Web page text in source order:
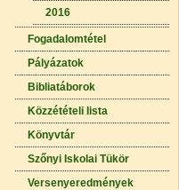
2016
Fogadalomtétel
Pályázatok
Bibliatáborok
Közzétételi lista
Könyvtár
Szőnyi Iskolai Tükör
Versenyeredmények